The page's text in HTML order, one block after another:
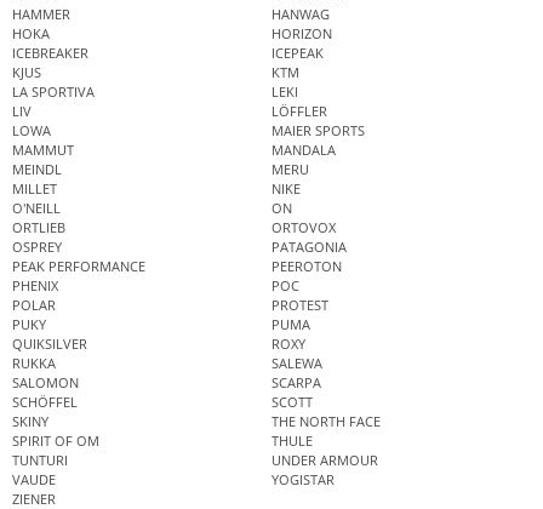
HAMMER
HANWAG
HOKA
HORIZON
ICEBREAKER
ICEPEAK
KJUS
KTM
LA SPORTIVA
LEKI
LIV
LÖFFLER
LOWA
MAIER SPORTS
MAMMUT
MANDALA
MEINDL
MERU
MILLET
NIKE
O'NEILL
ON
ORTLIEB
ORTOVOX
OSPREY
PATAGONIA
PEAK PERFORMANCE
PEEROTON
PHENIX
POC
POLAR
PROTEST
PUKY
PUMA
QUIKSILVER
ROXY
RUKKA
SALEWA
SALOMON
SCARPA
SCHÖFFEL
SCOTT
SKINY
THE NORTH FACE
SPIRIT OF OM
THULE
TUNTURI
UNDER ARMOUR
VAUDE
YOGISTAR
ZIENER